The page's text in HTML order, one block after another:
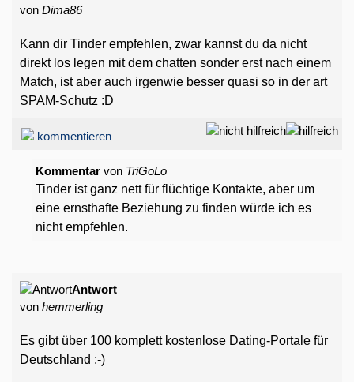
von Dima86
Kann dir Tinder empfehlen, zwar kannst du da nicht
direkt los legen mit dem chatten sonder erst nach einem
Match, ist aber auch irgenwie besser quasi so in der art
SPAM-Schutz :D
kommentieren
Kommentar von TriGoLo
Tinder ist ganz nett für flüchtige Kontakte, aber um
eine ernsthafte Beziehung zu finden würde ich es
nicht empfehlen.
Antwort
von hemmerling
Es gibt über 100 komplett kostenlose Dating-Portale für
Deutschland :-)